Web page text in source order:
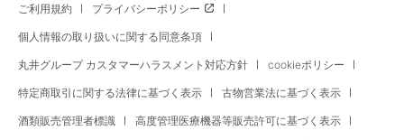
ご利用規約 プライバシーポリシー
個人情報の取り扱いに関する同意条項
丸井グループ カスタマーハラスメント対応方針 cookieポリシー
特定商取引に関する法律に基づく表示 古物営業法に基づく表示
酒類販売管理者標識 高度管理医療機器等販売許可に基づく表示